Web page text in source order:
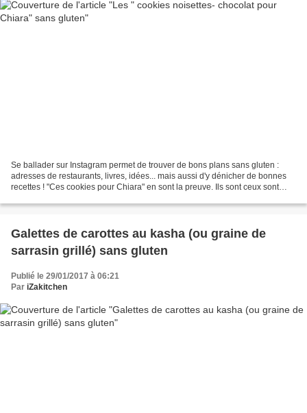
Se ballader sur Instagram permet de trouver de bons plans sans gluten :
adresses de restaurants, livres, idées... mais aussi d'y dénicher de bonnes
recettes ! "Ces cookies pour Chiara" en sont la preuve. Ils sont ceux sont
Galettes de carottes au kasha (ou graine de
sarrasin grillé) sans gluten
Publié le 29/01/2017 à 06:21
Par iZakitchen